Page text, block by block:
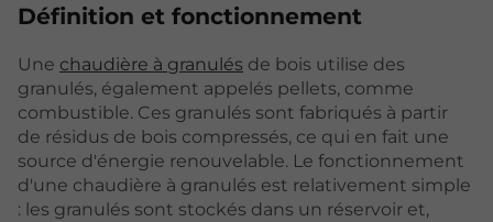
Définition et fonctionnement
Une chaudière à granulés de bois utilise des
granulés, également appelés pellets, comme
combustible. Ces granulés sont fabriqués à partir
de résidus de bois compressés, ce qui en fait une
source d'énergie renouvelable. Le fonctionnement
d'une chaudière à granulés est relativement simple
: les granulés sont stockés dans un réservoir et,